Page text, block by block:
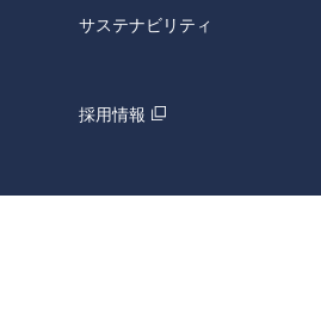
サステナビリティ
採用情報